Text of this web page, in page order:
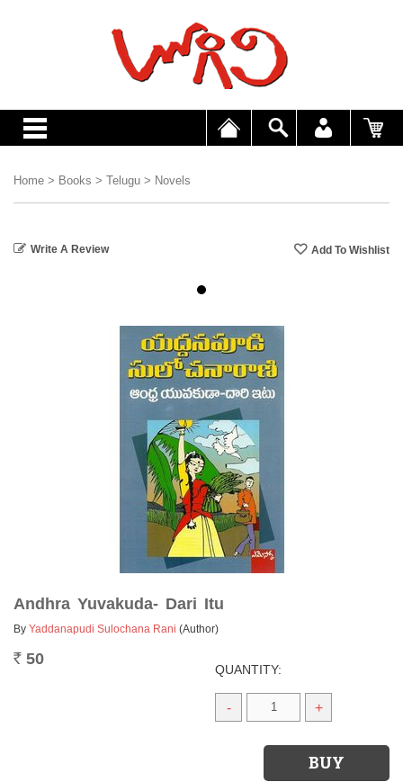
Home > Books > Telugu > Novels
Write A Review
Andhra Yuvakuda- Dari Itu
By Yaddanapudi Sulochana Rani (Author)
Rs. 50
QUANTITY:
- +